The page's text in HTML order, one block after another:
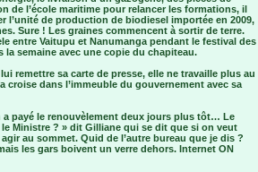
de l’école maritime pour relancer les formations, il
l’unité de production de biodiesel importée en 2009,
Sure ! Les graines commencent à sortir de terre.
entre Vaitupu et Nanumanga pendant le festival des
la semaine avec une copie du chapiteau.
remettre sa carte de presse, elle ne travaille plus au
dans l’immeuble du gouvernement avec sa
payé le renouvèlement deux jours plus tôt… Le
Ministre ? » dit Gilliane qui se dit que si on veut
au sommet. Quid de l’autre bureau que je dis ?
les gars boivent un verre dehors. Internet ON